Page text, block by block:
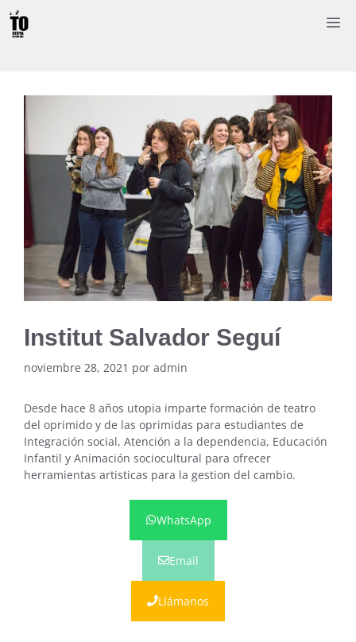
Saltar
contenido
Institut Salvador Seguí
noviembre 28, 2021 por admin
Desde hace 8 años utopia imparte formación de teatro
del oprimido y de las oprimidas para estudiantes de
Integración social, Atención a la dependencia, Educación
Infantil y Animación sociocultural para ofrecer
herramientas artisticas para la gestion del cambio.
WhatsApp
Email
Llámanos